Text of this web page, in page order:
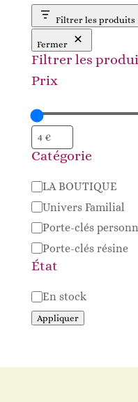
Filtrer les produits
Fermer
Filtrer les
Prix
Catégorie
Catégorie
LA BOUTIQUE
Univers Familial
Porte-clés
Porte-clés résine
État
Disponibilité
En stock
Appliquer